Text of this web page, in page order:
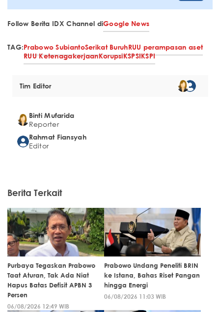
Follow Berita IDX Channel diGoogle News
TAG:Prabowo SubiantoSerikat BuruhRUU perampasan aset
RUU KetenagakerjaanKorupsiKSPSIKSPI
Tim Editor
Binti Mufarida
Reporter
Rahmat Fiansyah
Editor
Berita Terkait
Purbaya Tegaskan Prabowo
Taat Aturan, Tak Ada Niat
Hapus Batas Defisit APBN 3
Persen
06/08/2026 12:49 WIB
Prabowo Undang Peneliti BRIN
ke Istana, Bahas Riset Pangan
hingga Energi
06/08/2026 11:03 WIB